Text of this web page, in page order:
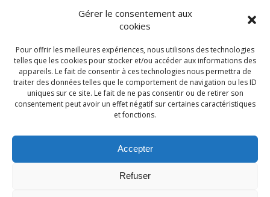
Gérer le consentement aux
cookies
Pour offrir les meilleures expériences, nous utilisons des technologies
telles que les cookies pour stocker et/ou accéder aux informations des
appareils. Le fait de consentir à ces technologies nous permettra de
traiter des données telles que le comportement de navigation ou les ID
uniques sur ce site. Le fait de ne pas consentir ou de retirer son
consentement peut avoir un effet négatif sur certaines caractéristiques
et fonctions.
Accepter
Refuser